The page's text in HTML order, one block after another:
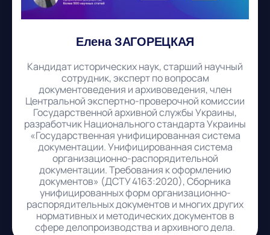
Елена ЗАГОРЕЦКАЯ
Кандидат исторических наук, старший научный
сотрудник, эксперт по вопросам
документоведения и архивоведения, член
Центральной экспертно-проверочной комиссии
Государственной архивной службы Украины,
разработчик Национального стандарта Украины
«Государственная унифицированная система
документации. Унифицированная система
организационно-распорядительной
документации. Требования к оформлению
документов» (ДСТУ 4163:2020), Сборника
унифицированных форм организационно-
распорядительных документов и многих других
нормативных и методических документов в
сфере делопроизводства и архивного дела.